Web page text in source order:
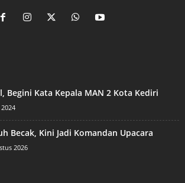
Begini Kata Kepala MAN 2 Kota Kediri
Becak, Kini Jadi Komandan Upacara
2026